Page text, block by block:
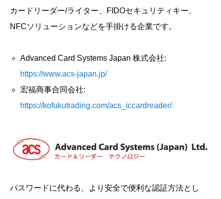
カードリーダー/ライター、FIDOセキュリティキー、
NFCソリューションなどを手掛ける企業です。
Advanced Card Systems Japan 株式会社:
https://www.acs-japan.jp/
宏福商事合同会社:
https://kofukutrading.com/acs_iccardreader/
パスワードに代わる、より安全で便利な認証方法とし